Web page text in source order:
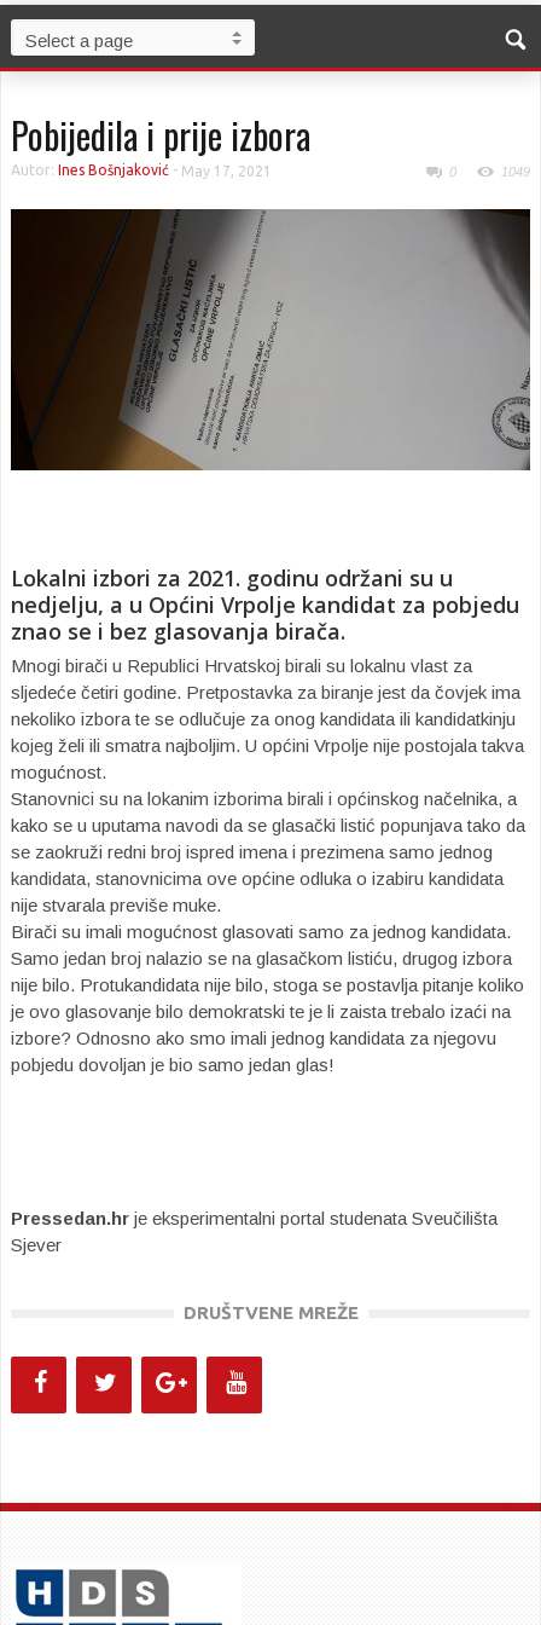
Pobijedila i prije izbora
Autor: Ines Bošnjaković - May 17, 2021 0 1049
Lokalni izbori za 2021. godinu održani su u
nedjelju, a u Općini Vrpolje kandidat za pobjedu
znao se i bez glasovanja birača.
Mnogi birači u Republici Hrvatskoj birali su lokalnu vlast za
sljedeće četiri godine. Pretpostavka za biranje jest da čovjek ima
nekoliko izbora te se odlučuje za onog kandidata ili kandidatkinju
kojeg želi ili smatra najboljim. U općini Vrpolje nije postojala takva
mogućnost.
Stanovnici su na lokanim izborima birali i općinskog načelnika, a
kako se u uputama navodi da se glasački listić popunjava tako da
se zaokruži redni broj ispred imena i prezimena samo jednog
kandidata, stanovnicima ove općine odluka o izabiru kandidata
nije stvarala previše muke.
Birači su imali mogućnost glasovati samo za jednog kandidata.
Samo jedan broj nalazio se na glasačkom listiću, drugog izbora
nije bilo. Protukandidata nije bilo, stoga se postavlja pitanje koliko
je ovo glasovanje bilo demokratski te je li zaista trebalo izaći na
izbore? Odnosno ako smo imali jednog kandidata za njegovu
pobjedu dovoljan je bio samo jedan glas!
Pressedan.hr je eksperimentalni portal studenata Sveučilišta
Sjever
DRUŠTVENE MREŽE